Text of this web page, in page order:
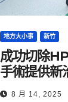
地方大小事 新竹
成功切除
手術提供新
8 月 14, 2025